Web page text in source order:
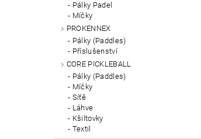
Pálky Padel
Míčky
PROKENNEX
Pálky (Paddles)
Příslušenství
CORE PICKLEBALL
Pálky (Paddles)
Míčky
Síťě
Láhve
Kšiltovky
Textil